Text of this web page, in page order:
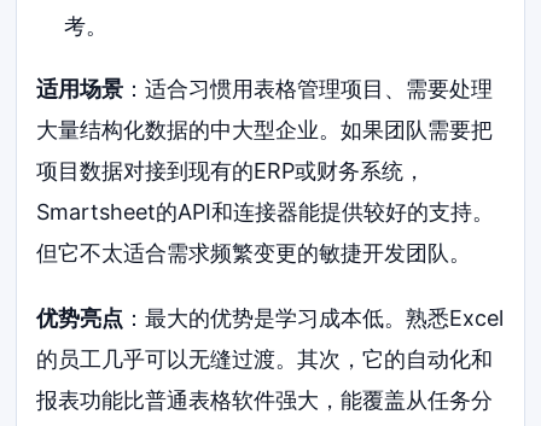
考。
适用场景 ：适合习惯用表格管理项目、需要处理
大量结构化数据的中大型企业。如果团队需要把
项目数据对接到现有的ERP或财务系统，
Smartsheet的API和连接器能提供较好的支持。
但它不太适合需求频繁变更的敏捷开发团队。
优势亮点 ：最大的优势是学习成本低。熟悉Excel
的员工几乎可以无缝过渡。其次，它的自动化和
报表功能比普通表格软件强大，能覆盖从任务分